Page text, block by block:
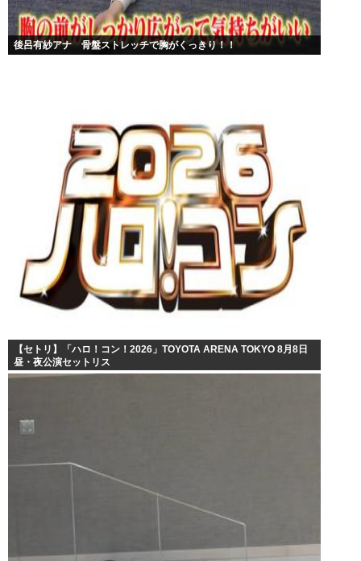
後呂有紗アナ 骨盤ストレッチで胸がくっきり！！
【セトリ】「ハロ！コン！2026」TOYOTA ARENA TOKYO 8月8日
昼・夜公演セットリス